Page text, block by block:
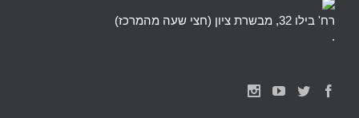
רח' בילו 32, מבשרת ציון (חצי שעה מהמרכז)
.